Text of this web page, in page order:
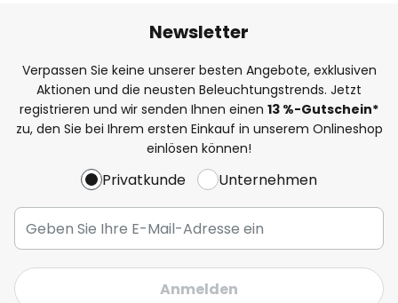
Newsletter
Verpassen Sie keine unserer besten Angebote, exklusiven
Aktionen und die neusten Beleuchtungstrends. Jetzt
registrieren und wir senden Ihnen einen 13 %-Gutschein*
zu, den Sie bei Ihrem ersten Einkauf in unserem Onlineshop
einlösen können!
Privatkunde Unternehmen
Anmelden